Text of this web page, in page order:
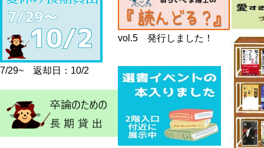
7/29~ 返却日：10/2
vol.5 発行しました！